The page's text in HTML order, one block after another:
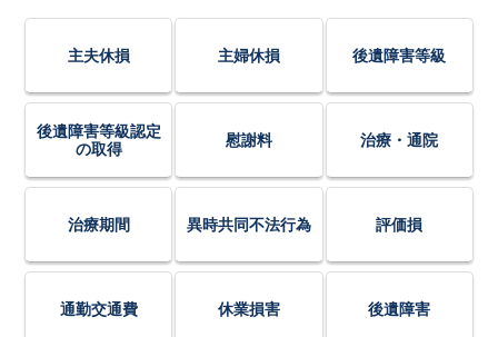
主夫休損 主婦休損 後遺障害等級
後遺障害等級認定
の取得
慰謝料 治療・通院
治療期間 異時共同不法行為 評価損
通勤交通費 休業損害 後遺障害